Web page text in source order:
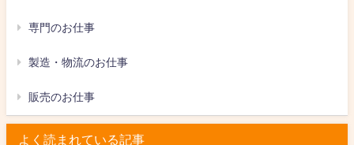
専門のお仕事
製造・物流のお仕事
販売のお仕事
よく読まれている記事